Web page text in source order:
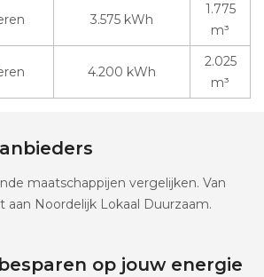
3.575 kWh
1.775
m³
4.200 kWh
2.025
m³
maatschappijen vergelijken. Van
aan Noordelijk Lokaal Duurzaam.
op jouw energie